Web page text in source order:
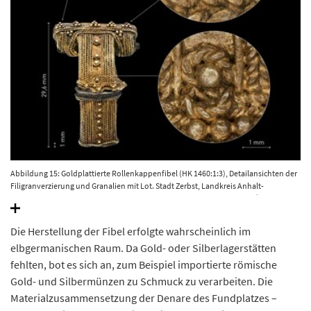
Abbildung 15: Goldplattierte Rollenkappenfibel (HK 1460:1:3), Detailansichten der
Filigranverzierung und Granalien mit Lot. Stadt Zerbst, Landkreis Anhalt-
Bitterfeld.© Landesamt für Denkmalpflege und Archäologie Juraj Lipták, Heiko
Breuer (Makroaufnahmen).
Die Herstellung der Fibel erfolgte wahrscheinlich im
elbgermanischen Raum. Da Gold- oder Silberlagerstätten
fehlten, bot es sich an, zum Beispiel importierte römische
Gold- und Silbermünzen zu Schmuck zu verarbeiten. Die
Materialzusammensetzung der Denare des Fundplatzes –